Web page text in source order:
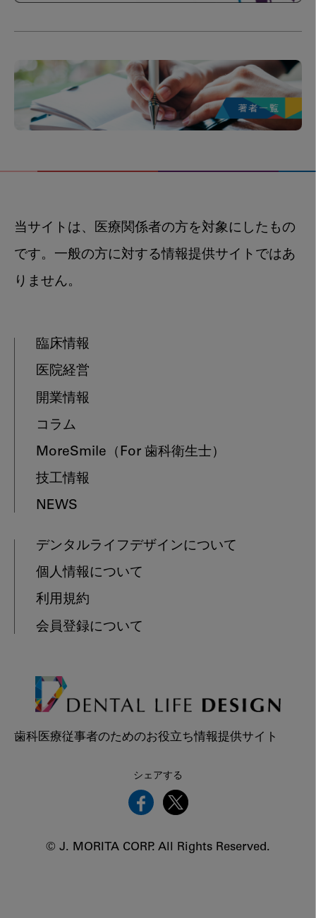
当サイトは、医療関係者の方を対象にしたもの
です。一般の方に対する情報提供サイトではあ
りません。
臨床情報
医院経営
開業情報
コラム
MoreSmile （For 歯科衛生士）
技工情報
NEWS
デンタルライフデザインについて
個人情報について
利用規約
会員登録について
歯科医療従事者のためのお役立ち情報提供サイト
シェアする
© J. MORITA CORP. All Rights Reserved.